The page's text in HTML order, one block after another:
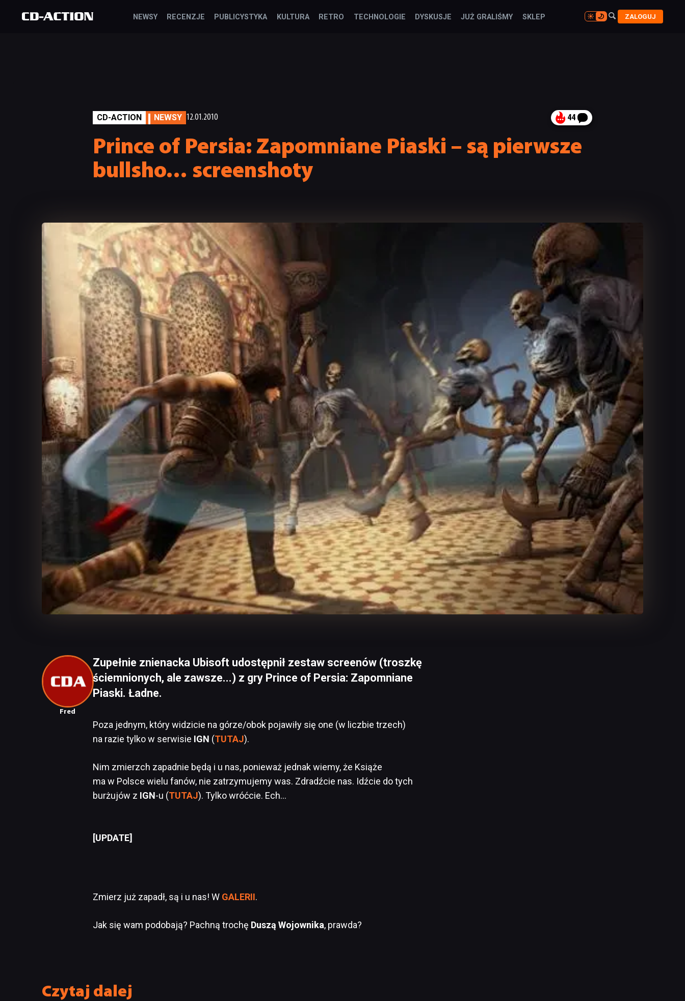
NEWSY RECENZJE PUBLICYSTYKA KULTURA RETRO TECHNOLOGIE DYSKUSJE JUŻ GRALIŚMY SKLEP 
 ZALOGUJ
CD-ACTION NEWSY 12.01.2010 44
Prince of Persia: Zapomniane Piaski – są pierwsze
bullsho… screenshoty
Fred
Zupełnie znienacka Ubisoft udostępnił zestaw screenów (troszkę
ściemnionych, ale zawsze...) z gry Prince of Persia: Zapomniane
Piaski. Ładne.
Poza jednym, który widzicie na górze/obok pojawiły się one (w liczbie trzech)
na razie tylko w serwisie IGN (TUTAJ).
Nim zmierzch zapadnie będą i u nas, ponieważ jednak wiemy, że Książe
ma w Polsce wielu fanów, nie zatrzymujemy was. Zdradźcie nas. Idźcie do tych
burżujów z IGN-u (TUTAJ). Tylko wróćcie. Ech…
[UPDATE]
Zmierz już zapadł, są i u nas! W GALERII.
Jak się wam podobają? Pachną trochę Duszą Wojownika, prawda?
Czytaj dalej